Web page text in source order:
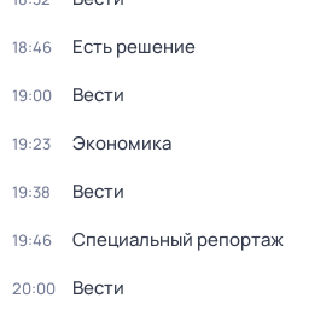
18:46 Есть решение
19:00 Вести
19:23 Экономика
19:38 Вести
19:46 Специальный репортаж
20:00 Вести